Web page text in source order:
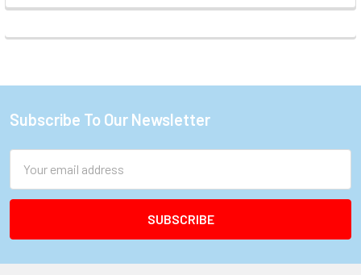
Footer
Subscribe To Our Newsletter
Address